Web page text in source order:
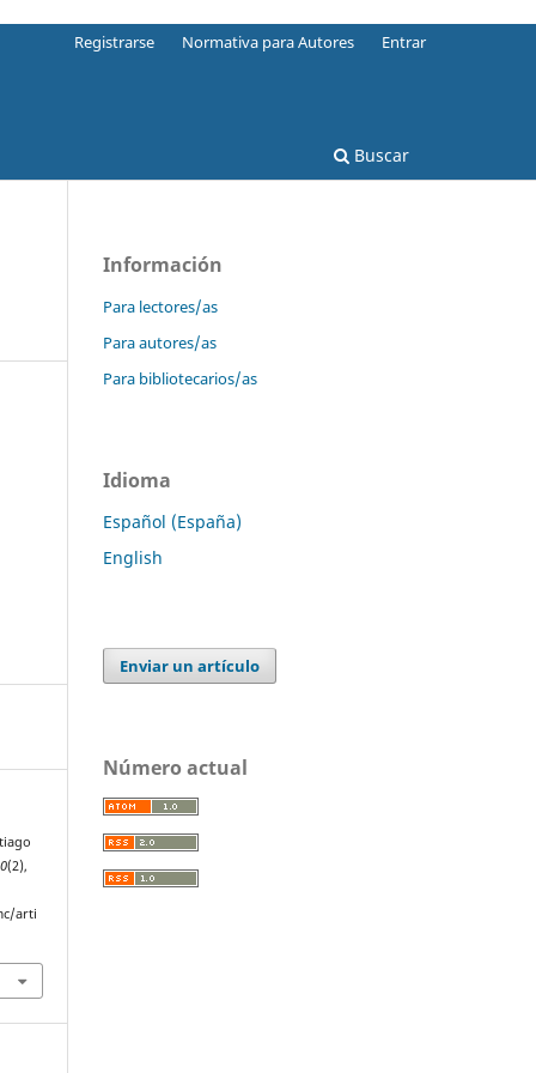
Buscar
Registrarse Normativa para Autores Entrar
(2),
arti
Información
Para lectores/as
Para autores/as
Para bibliotecarios/as
Idioma
Español (España)
English
Enviar un artículo
Número actual